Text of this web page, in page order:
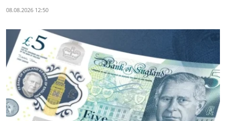
08.08.2026 12:50